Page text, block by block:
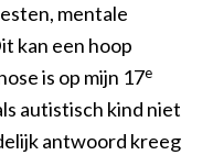
mentale
kan een hoop
is op mijn 17e
autistisch kind niet
antwoord kreeg